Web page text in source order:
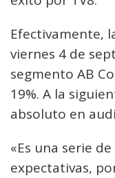
Efectivamente,
viernes 4 de
segmento AB
19%. A la
absoluto en
«Es una serie
expectativas,